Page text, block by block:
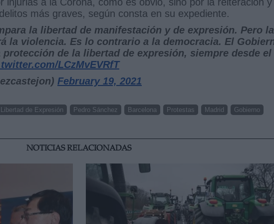
más graves, según consta en su expediente.
la libertad de manifestación y de expresión. Pero la
la violencia. Es lo contrario a la democracia. El
de la libertad de expresión, siempre desde el
LCzMvEVRfT
February 19, 2021
Libertad de Expresión Pedro Sánchez Barcelona Protestas Madrid
Gobierno
NOTICIAS RELACIONADAS